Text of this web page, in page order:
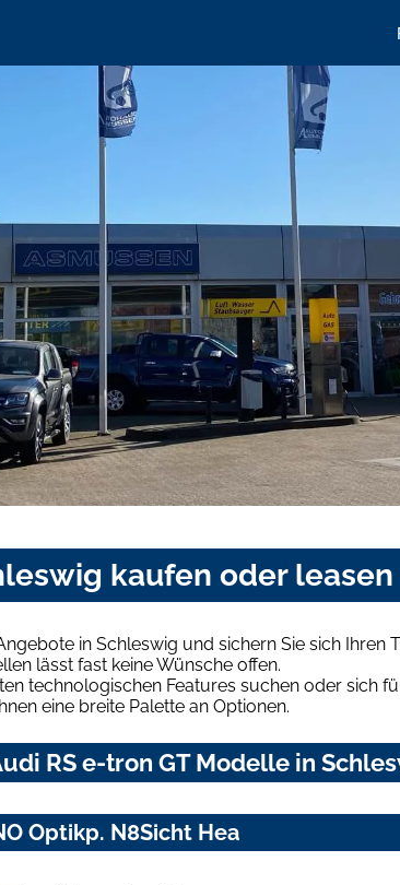
kaufen oder leasen
in Schleswig und sichern Sie sich Ihren
lässt fast keine Wünsche offen.
technologischen Features suchen oder sich
eine breite Palette an Optionen.
RS e-tron GT Modelle in
Optikp. N8Sicht Hea